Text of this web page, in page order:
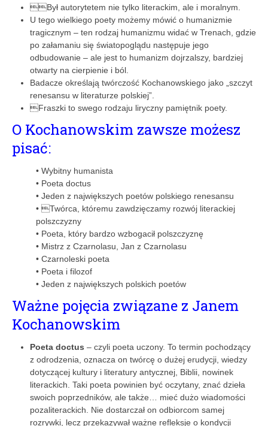
Był autorytetem nie tylko literackim, ale i moralnym.
U tego wielkiego poety możemy mówić o humanizmie
tragicznym – ten rodzaj humanizmu widać w Trenach, gdzie
po załamaniu się światopoglądu następuje jego
odbudowanie – ale jest to humanizm dojrzalszy, bardziej
otwarty na cierpienie i ból.
Badacze określają twórczość Kochanowskiego jako „szczyt
renesansu w literaturze polskiej”.
Fraszki to swego rodzaju liryczny pamiętnik poety.
O Kochanowskim zawsze możesz
pisać:
• Wybitny humanista
• Poeta doctus
• Jeden z największych poetów polskiego renesansu
• Twórca, któremu zawdzięczamy rozwój literackiej
polszczyzny
• Poeta, który bardzo wzbogacił polszczyznę
• Mistrz z Czarnolasu, Jan z Czarnolasu
• Czarnoleski poeta
• Poeta i filozof
• Jeden z największych polskich poetów
Ważne pojęcia związane z Janem
Kochanowskim
Poeta doctus – czyli poeta uczony. To termin pochodzący
z odrodzenia, oznacza on twórcę o dużej erudycji, wiedzy
dotyczącej kultury i literatury antycznej, Biblii, nowinek
literackich. Taki poeta powinien być oczytany, znać dzieła
swoich poprzedników, ale także… mieć dużo wiadomości
pozaliterackich. Nie dostarczał on odbiorcom samej
rozrywki, lecz przekazywał ważne refleksje o kondycji